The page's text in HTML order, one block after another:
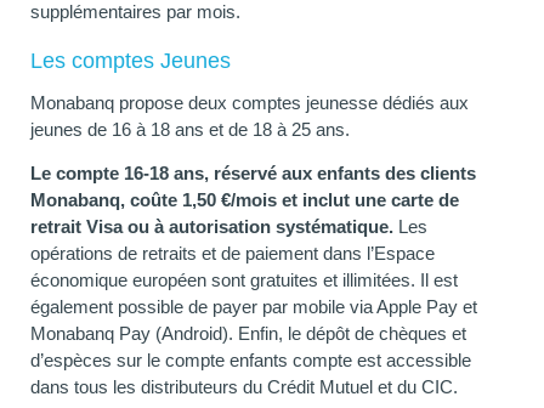
supplémentaires par mois.
Les comptes Jeunes
Monabanq propose deux comptes jeunesse dédiés aux
jeunes de 16 à 18 ans et de 18 à 25 ans.
Le compte 16-18 ans, réservé aux enfants des clients
Monabanq, coûte 1,50 €/mois et inclut une carte de
retrait Visa ou à autorisation systématique. Les
opérations de retraits et de paiement dans l’Espace
économique européen sont gratuites et illimitées. Il est
également possible de payer par mobile via Apple Pay et
Monabanq Pay (Android). Enfin, le dépôt de chèques et
d’espèces sur le compte enfants compte est accessible
dans tous les distributeurs du Crédit Mutuel et du CIC.